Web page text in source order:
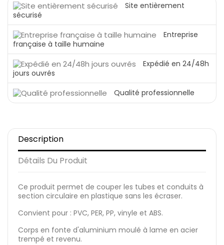
Site entièrement
sécurisé
Entreprise
française à taille humaine
Expédié en 24/48h
jours ouvrés
Qualité professionnelle
Description
Détails Du Produit
Ce produit permet de couper les tubes et conduits à
section circulaire en plastique sans les écraser.
Convient pour : PVC, PER, PP, vinyle et ABS.
Corps en fonte d'aluminium moulé à lame en acier
trempé et revenu.